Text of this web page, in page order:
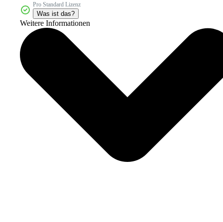
Pro Standard Lizenz
Was ist das?
Weitere Informationen